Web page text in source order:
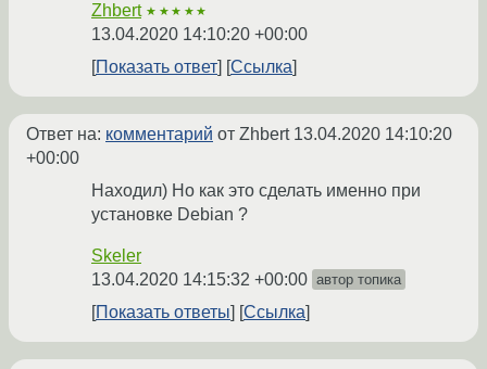
Zhbert ★★★★★
13.04.2020 14:10:20 +00:00
Показать ответ
Ссылка
Ответ на: комментарий от Zhbert 13.04.2020 14:10:20
+00:00
Находил) Но как это сделать именно при
установке Debian ?
Skeler
13.04.2020 14:15:32 +00:00 автор топика
Показать ответы Ссылка